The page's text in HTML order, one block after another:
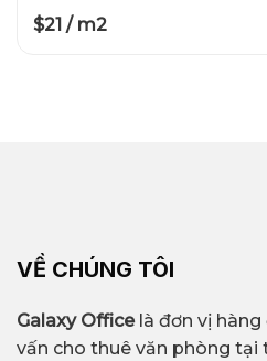
$21 / m2
VỀ CHÚNG TÔI
Galaxy Officelà đơn vị
vấn cho thuê văn phòng tại